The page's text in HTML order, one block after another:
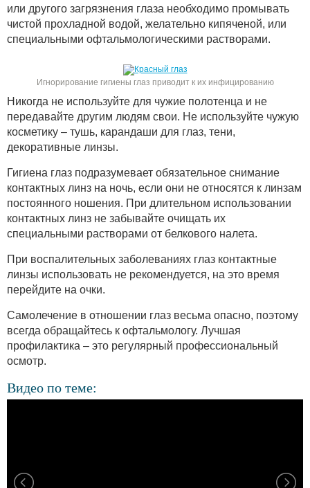
или другого загрязнения глаза необходимо промывать
чистой прохладной водой, желательно кипяченой, или
специальными офтальмологическими растворами.
Игнорирование гигиены глаз приводит к их инфицированию
Никогда не используйте для чужие полотенца и не
передавайте другим людям свои. Не используйте чужую
косметику – тушь, карандаши для глаз, тени,
декоративные линзы.
Гигиена глаз подразумевает обязательное снимание
контактных линз на ночь, если они не относятся к линзам
постоянного ношения. При длительном использовании
контактных линз не забывайте очищать их
специальными растворами от белкового налета.
При воспалительных заболеваниях глаз контактные
линзы использовать не рекомендуется, на это время
перейдите на очки.
Самолечение в отношении глаз весьма опасно, поэтому
всегда обращайтесь к офтальмологу. Лучшая
профилактика – это регулярный профессиональный
осмотр.
Видео по теме: